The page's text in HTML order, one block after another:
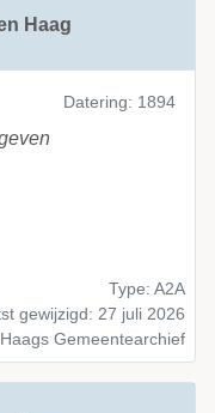
Haag
Datering: 1894
Type: A2A
gewijzigd: 27 juli 2026
Gemeentearchief